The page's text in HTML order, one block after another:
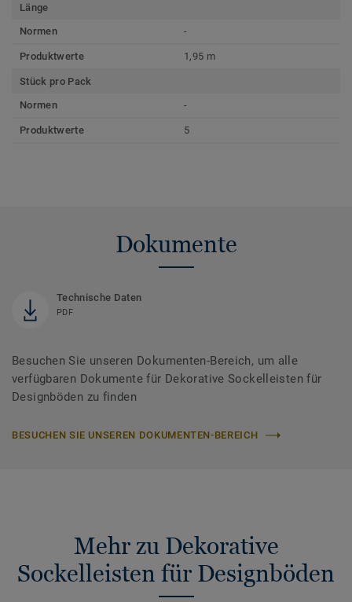
Länge
Normen
-
Produktwerte 1,95 m
Stück pro Pack
Normen
-
Produktwerte 5
Dokumente
Technische Daten
PDF
Besuchen Sie unseren Dokumenten-Bereich, um alle
verfügbaren Dokumente für Dekorative Sockelleisten für
Designböden zu finden
BESUCHEN SIE UNSEREN DOKUMENTEN-BEREICH
Mehr zu Dekorative
Sockelleisten für Designböden